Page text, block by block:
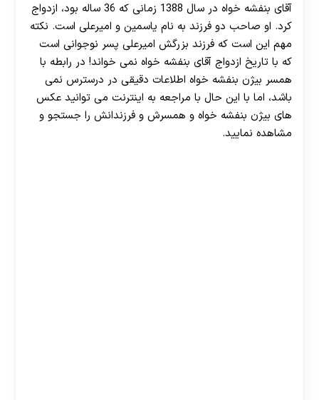
آقای بنفشه خواه در سال 1388 زمانی که 36 ساله بود، ازدواج
کرد. او صاحب دو فرزند به نام یاسمین و امیرعلی است. نکته
مهم این است که فرزند بزرگش امیرعلی پسر نوجوانی است
که با تاریخ ازدواج آقای بنفشه خواه نمی خواند! در رابطه با
همسر بیژن بنفشه خواه اطلاعات دقیقی در درسترس نمی
باشد، اما با این حال با مراجعه به اینترنت می توانید عکس
های بیژن بنفشه خواه و همسرش و فرزندانش را جستجو و
مشاهده نمایید.